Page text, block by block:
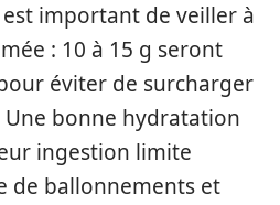
est important de veiller à
: 10 à 15 g seront
éviter de surcharger
bonne hydratation
ingestion limite
de ballonnements et